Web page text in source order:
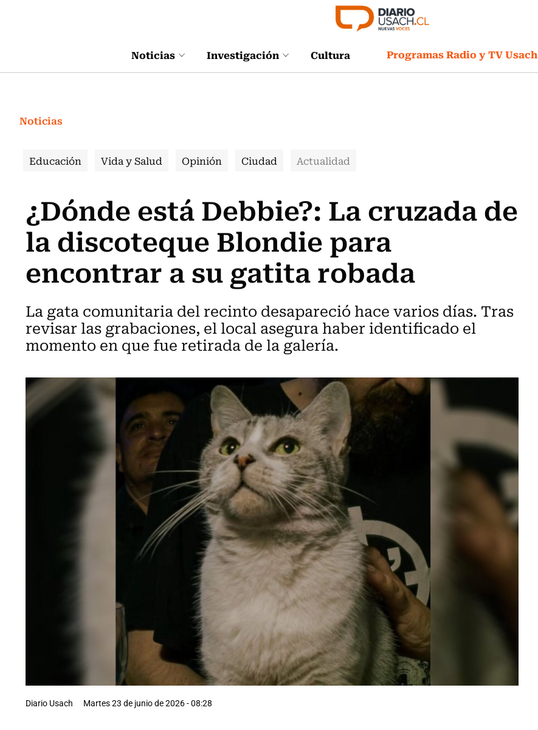
Noticias Investigación Cultura Programas Radio y TV Usach
Noticias
Educación Vida y Salud Opinión Ciudad Actualidad
¿Dónde está Debbie?: La cruzada de
la discoteque Blondie para
encontrar a su gatita robada
La gata comunitaria del recinto desapareció hace varios días. Tras
revisar las grabaciones, el local asegura haber identificado el
momento en que fue retirada de la galería.
Diario Usach Martes 23 de junio de 2026 - 08:28